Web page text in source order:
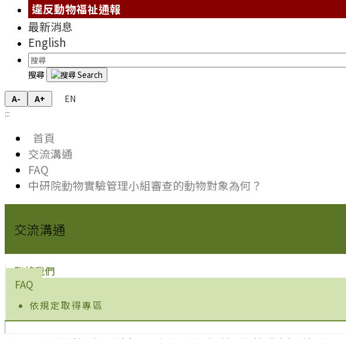
違反動物福祉通報
最新消息
English
搜尋
A- A+
EN
:::
首頁
交流溝通
FAQ
中研院動物實驗管理小組審查的動物對象為何？
交流溝通
聯絡我們
FAQ
依規定取得專區